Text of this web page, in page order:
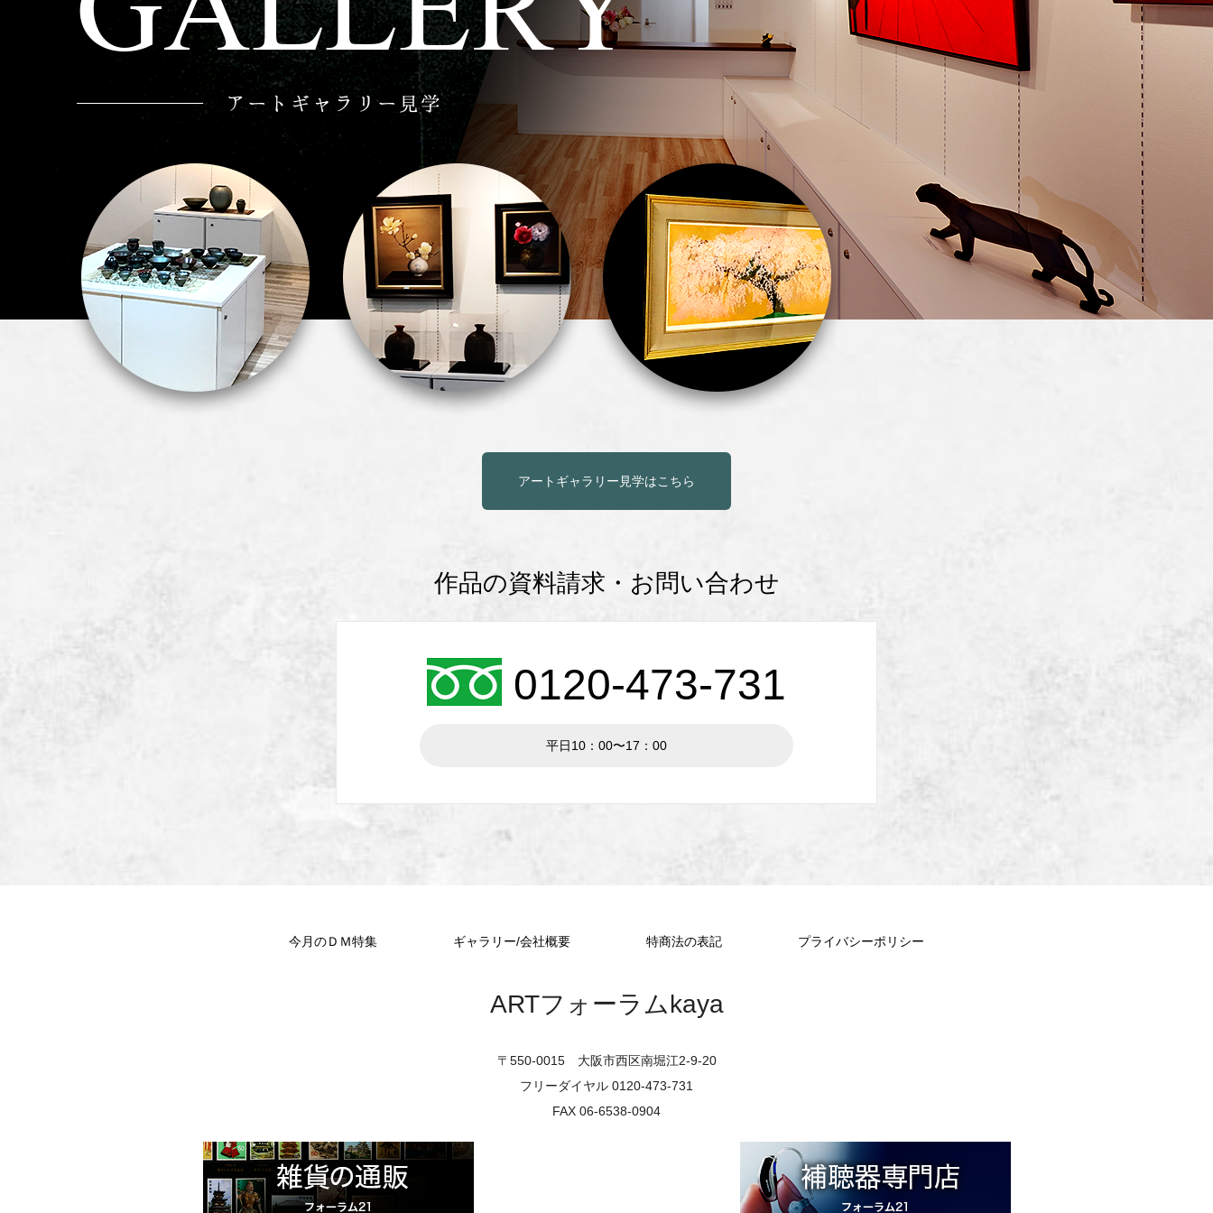
アートギャラリー見学はこちら
作品の資料請求・お問い合わせ
0120-473-731
平日10：00〜17：00
今月のＤＭ特集 ギャラリー/会社概要 特商法の表記 プライバシーポリシー
ARTフォーラムkaya
〒550-0015 大阪市西区南堀江2-9-20
フリーダイヤル 0120-473-731
FAX 06-6538-0904